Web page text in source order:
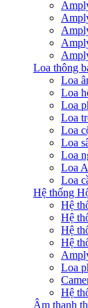
Loa thông
Loa
Loa
Loa
Loa
Loa
Loa
Loa
Loa
Loa
Hệ thống
Hệ
Hệ
Hệ
Hệ
Loa
Hệ
Âm thanh